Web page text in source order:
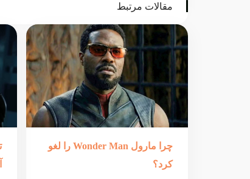
مقالات مرتبط
چرا مارول Wonder Man را لغو
کرد؟